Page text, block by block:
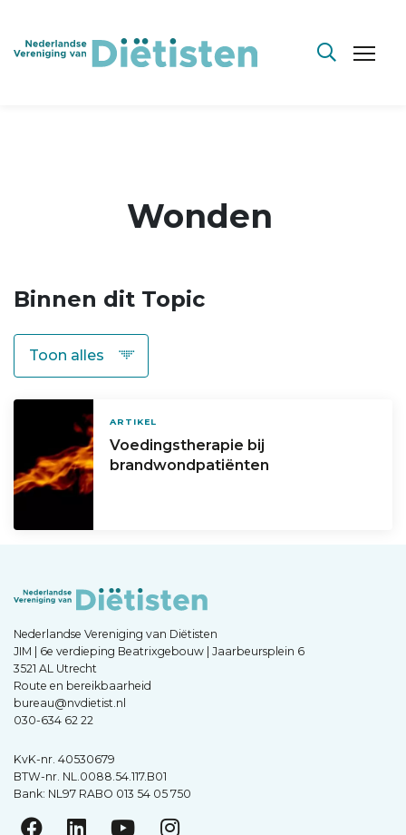
Wonden
Binnen dit Topic
ARTIKEL
Voedingstherapie bij
brandwondpatiënten
Nederlandse Vereniging van Diëtisten
JIM | 6e verdieping Beatrixgebouw | Jaarbeursplein 6
3521 AL Utrecht
Route en bereikbaarheid
bureau@nvdietist.nl
030-634 62 22
KvK-nr. 40530679
BTW-nr. NL.0088.54.117.B01
Bank: NL97 RABO 013 54 05 750